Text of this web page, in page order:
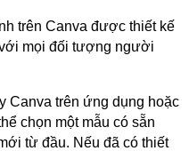
trên Canva được thiết kế
mọi đối tượng người
Canva trên ứng dụng hoặc
chọn một mẫu có sẵn
từ đầu. Nếu đã có thiết